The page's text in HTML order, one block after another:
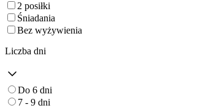
2 posiłki
Śniadania
Bez wyżywienia
Liczba dni
Do 6 dni
7 - 9 dni